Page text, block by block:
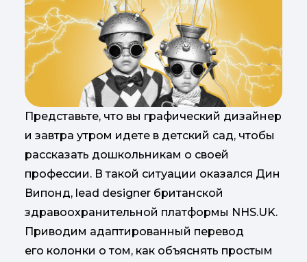
Представьте, что вы графический дизайнер
и завтра утром идете в детский сад, чтобы
рассказать дошкольникам о своей
профессии. В такой ситуации оказался Дин
Випонд, lead designer британской
здравоохранительной платформы NHS.UK.
Приводим адаптированный перевод
его колонки о том, как объяснять простым